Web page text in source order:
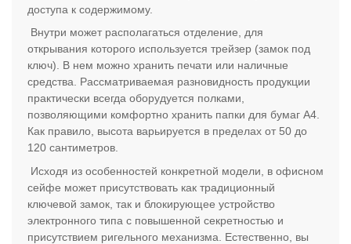
доступа к содержимому.
Внутри может располагаться отделение, для
открывания которого используется трейзер (замок под
ключ). В нем можно хранить печати или наличные
средства. Рассматриваемая разновидность продукции
практически всегда оборудуется полками,
позволяющими комфортно хранить папки для бумаг А4.
Как правило, высота варьируется в пределах от 50 до
120 сантиметров.
Исходя из особенностей конкретной модели, в офисном
сейфе может присутствовать как традиционный
ключевой замок, так и блокирующее устройство
электронного типа с повышенной секретностью и
присутствием ригельного механизма. Естественно, вы